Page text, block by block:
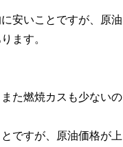
安いことですが、原油
ます。
た燃焼カスも少ないの
ですが、原油価格が上